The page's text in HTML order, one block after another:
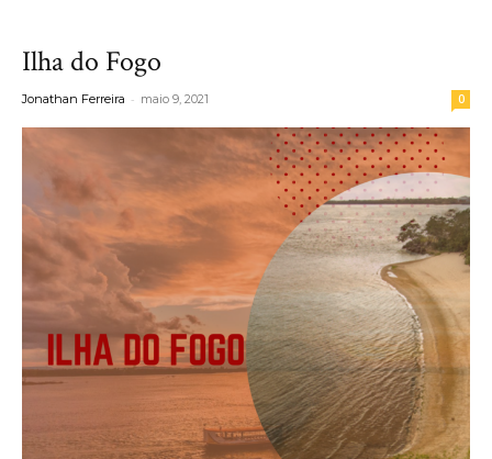
Ilha do Fogo
Jonathan Ferreira - maio 9, 2021 0